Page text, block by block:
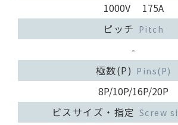
1000V 175A
ピッチ Pitch
-
極数(P) Pins(P)
8P/10P/16P/20P
ビスサイズ・指定 Screw